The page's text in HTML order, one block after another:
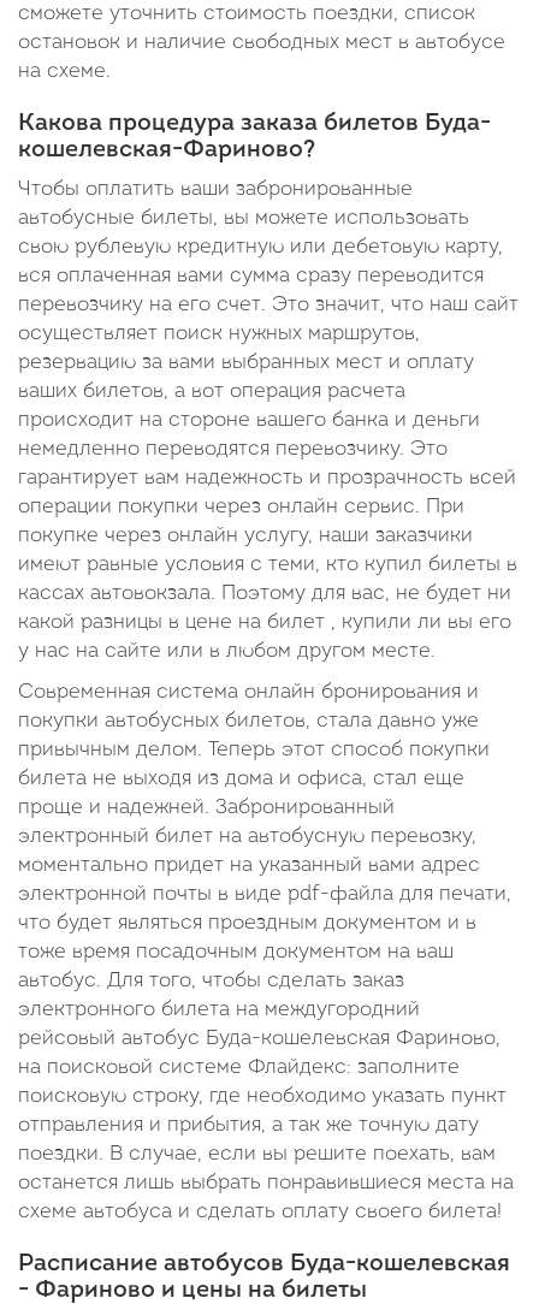
сможете уточнить стоимость поездки, список
остановок и наличие свободных мест в автобусе
на схеме.
Какова процедура заказа билетов Буда-
кошелевская-Фариново?
Чтобы оплатить ваши забронированные
автобусные билеты, вы можете использовать
свою рублевую кредитную или дебетовую карту,
вся оплаченная вами сумма сразу переводится
перевозчику на его счет. Это значит, что наш сайт
осуществляет поиск нужных маршрутов,
резервацию за вами выбранных мест и оплату
ваших билетов, а вот операция расчета
происходит на стороне вашего банка и деньги
немедленно переводятся перевозчику. Это
гарантирует вам надежность и прозрачность всей
операции покупки через онлайн сервис. При
покупке через онлайн услугу, наши заказчики
имеют равные условия с теми, кто купил билеты в
кассах автовокзала. Поэтому для вас, не будет ни
какой разницы в цене на билет , купили ли вы его
у нас на сайте или в любом другом месте.
Современная система онлайн бронирования и
покупки автобусных билетов, стала давно уже
привычным делом. Теперь этот способ покупки
билета не выходя из дома и офиса, стал еще
проще и надежней. Забронированный
электронный билет на автобусную перевозку,
моментально придет на указанный вами адрес
электронной почты в виде pdf-файла для печати,
что будет являться проездным документом и в
тоже время посадочным документом на ваш
автобус. Для того, чтобы сделать заказ
электронного билета на междугородний
рейсовый автобус Буда-кошелевская Фариново,
на поисковой системе Флайдекс: заполните
поисковую строку, где необходимо указать пункт
отправления и прибытия, а так же точную дату
поездки. В случае, если вы решите поехать, вам
останется лишь выбрать понравившиеся места на
схеме автобуса и сделать оплату своего билета!
Расписание автобусов Буда-кошелевская
- Фариново и цены на билеты